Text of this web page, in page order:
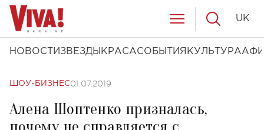
НОВОСТИ ЗВЕЗДЫ КРАСАСОБЫТИЯ КУЛЬТУРА
UK
ШОУ-БИЗНЕС01.07.2019
Алена Шоптенко призналась,